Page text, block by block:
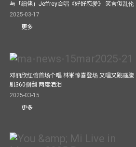
与「细佬」Jeffrey合唱《好好恋爱》 笑言似乱伦
2025-03-17
更多
邓丽欣红馆首场个唱 林峯惊喜登场 又唱又跳骚腹
肌360侧翻 两度洒泪
2025-03-15
更多